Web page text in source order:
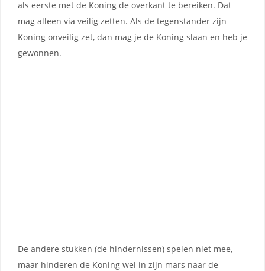
als eerste met de Koning de overkant te bereiken. Dat
mag alleen via veilig zetten. Als de tegenstander zijn
Koning onveilig zet, dan mag je de Koning slaan en heb je
gewonnen.
De andere stukken (de hindernissen) spelen niet mee,
maar hinderen de Koning wel in zijn mars naar de